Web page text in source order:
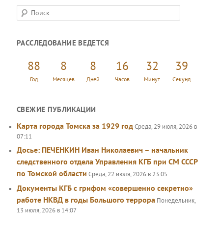
П
о
с
РАССЛЕДОВАНИЕ ВЕДЕТСЯ
88
Год
8
Месяцев
8
Дней
16
Часов
32
Минут
39
Секунд
СВЕЖИЕ ПУБЛИКАЦИИ
Карта города Томска за 1929 годСреда, 29 июля, 2026 в
07:11
Досье: ПЕЧЕНКИН Иван Николаевич – начальник
следственного отдела Управления КГБ при СМ СССР
по Томской области Среда, 22 июля, 2026 в 23:05
Документы КГБ с грифом «совершенно секретно»
работе НКВД в годы Большого террора Понедельник,
13 июля, 2026 в 14:07